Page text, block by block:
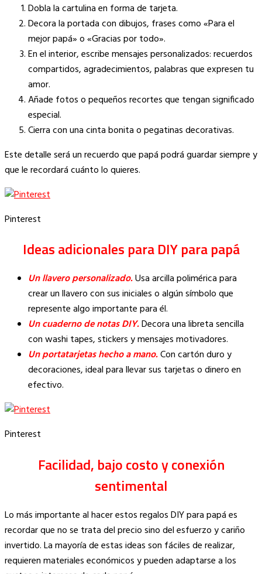
Dobla la cartulina en forma de tarjeta.
Decora la portada con dibujos, frases como «Para el
mejor papá» o «Gracias por todo».
En el interior, escribe mensajes personalizados: recuerdos
compartidos, agradecimientos, palabras que expresen tu
amor.
Añade fotos o pequeños recortes que tengan significado
especial.
Cierra con una cinta bonita o pegatinas decorativas.
Este detalle será un recuerdo que papá podrá guardar siempre y
que le recordará cuánto lo quieres.
Pinterest
Ideas adicionales para DIY para papá
Un llavero personalizado.Usa arcilla polimérica para
crear un llavero con sus iniciales o algún símbolo que
represente algo importante para él.
Un cuaderno de notas DIY.Decora una libreta sencilla
con washi tapes, stickers y mensajes motivadores.
Un portatarjetas hecho a mano.Con cartón duro y
decoraciones, ideal para llevar sus tarjetas o dinero en
efectivo.
Pinterest
Facilidad, bajo costo y conexión
sentimental
Lo más importante al hacer estos regalos DIY para papá es
recordar que no se trata del precio sino del esfuerzo y cariño
invertido. La mayoría de estas ideas son fáciles de realizar,
requieren materiales económicos y pueden adaptarse a los